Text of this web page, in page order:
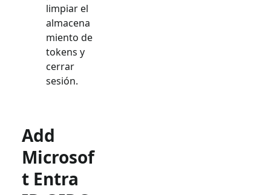
limpiar el
almacena
miento de
tokens y
cerrar
sesión.
Add
Microsof
t Entra